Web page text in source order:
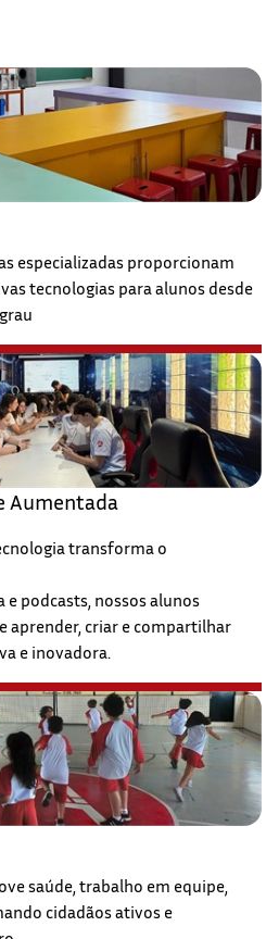
especializadas proporcionam
tecnologias para alunos desde
Aumentada
transforma o
podcasts, nossos alunos
aprender, criar e compartilhar
e inovadora.
saúde, trabalho em equipe,
cidadãos ativos e